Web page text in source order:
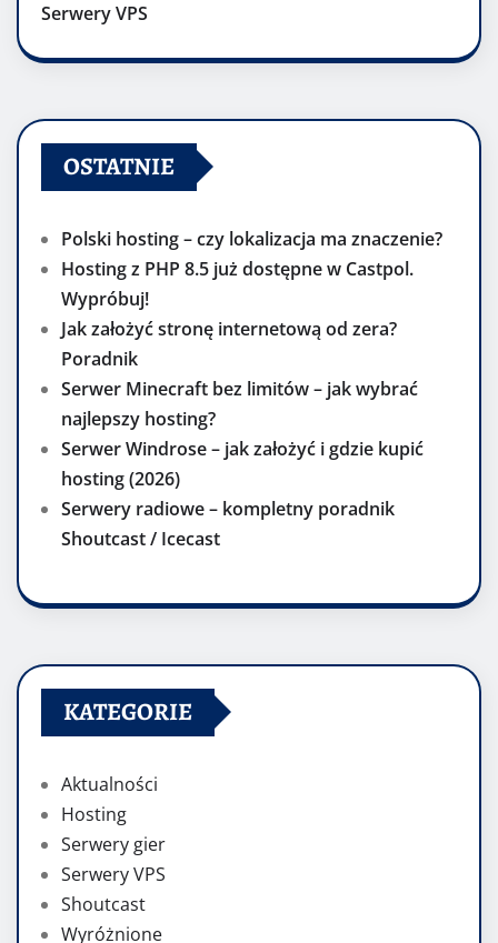
Serwery VPS
OSTATNIE
Polski hosting – czy lokalizacja ma znaczenie?
Hosting z PHP 8.5 już dostępne w Castpol.
Wypróbuj!
Jak założyć stronę internetową od zera?
Poradnik
Serwer Minecraft bez limitów – jak wybrać
najlepszy hosting?
Serwer Windrose – jak założyć i gdzie kupić
hosting (2026)
Serwery radiowe – kompletny poradnik
Shoutcast / Icecast
KATEGORIE
Aktualności
Hosting
Serwery gier
Serwery VPS
Shoutcast
Wyróżnione